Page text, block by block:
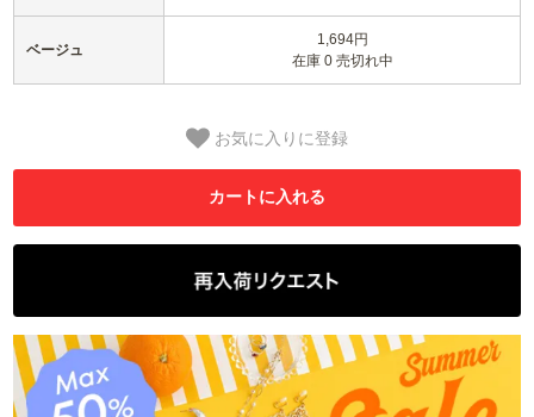
ベージュ
1,694円
在庫 0 売切れ中
お気に入りに登録